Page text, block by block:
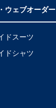
ウェブオーダー
ドスーツ
ドシャツ